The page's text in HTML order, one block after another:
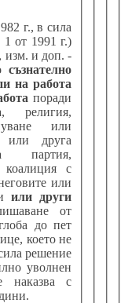
г., в сила
от 1991 г.)
изм. и доп. -
съзнателно
на работа
поради
религия,
или
или друга
партия,
коалиция с
или
или други
от
до пет
което не
решение
уволнен
наказва с